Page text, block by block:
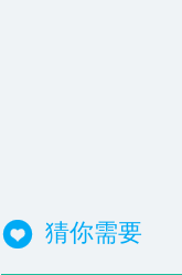
猜你需要